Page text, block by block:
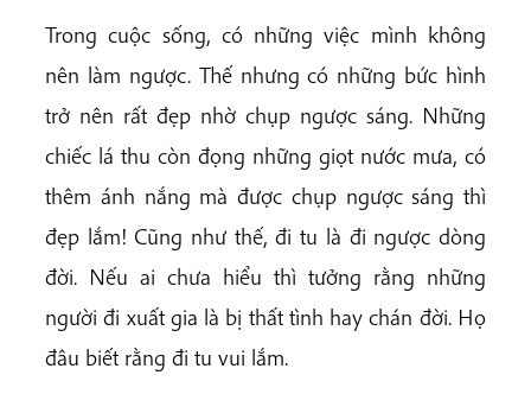
Trong cuộc sống, có những việc mình không
nên làm ngược. Thế nhưng có những bức hình
trở nên rất đẹp nhờ chụp ngược sáng. Những
chiếc lá thu còn đọng những giọt nước mưa, có
thêm ánh nắng mà được chụp ngược sáng thì
đẹp lắm! Cũng như thế, đi tu là đi ngược dòng
đời. Nếu ai chưa hiểu thì tưởng rằng những
người đi xuất gia là bị thất tình hay chán đời. Họ
đâu biết rằng đi tu vui lắm.